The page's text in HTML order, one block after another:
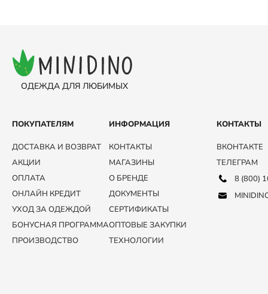
ОДЕЖДА ДЛЯ ЛЮБИМЫХ
ПОКУПАТЕЛЯМ
ДОСТАВКА И ВОЗВРАТ
АКЦИИ
ОПЛАТА
ОНЛАЙН КРЕДИТ
УХОД ЗА ОДЕЖДОЙ
БОНУСНАЯ ПРОГРАММА
ПРОИЗВОДСТВО
ИНФОРМАЦИЯ
КОНТАКТЫ
МАГАЗИНЫ
О БРЕНДЕ
ДОКУМЕНТЫ
СЕРТИФИКАТЫ
ОПТОВЫЕ ЗАКУПКИ
ТЕХНОЛОГИИ
КОНТАКТЫ
ВКОНТАКТЕ
ТЕЛЕГРАМ
8 (800)